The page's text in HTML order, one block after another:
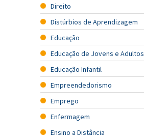
Direito
Distúrbios de Aprendizagem
Educação
Educação de Jovens e Adultos
Educação Infantil
Empreendedorismo
Emprego
Enfermagem
Ensino a Distância